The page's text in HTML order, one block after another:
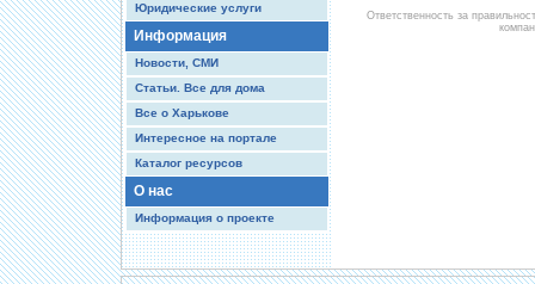
Юридические услуги
Информация
Новости, СМИ
Статьи. Все для дома
Все о Харькове
Интересное на портале
Каталог ресурсов
О нас
Информация о проекте
Ответственность за